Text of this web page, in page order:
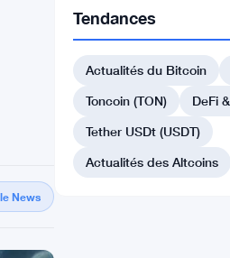
News
Tendances
Actualités du Bitcoin
Toncoin (TON)
DeFi
Tether USDt (USDT)
Actualités des Altcoins